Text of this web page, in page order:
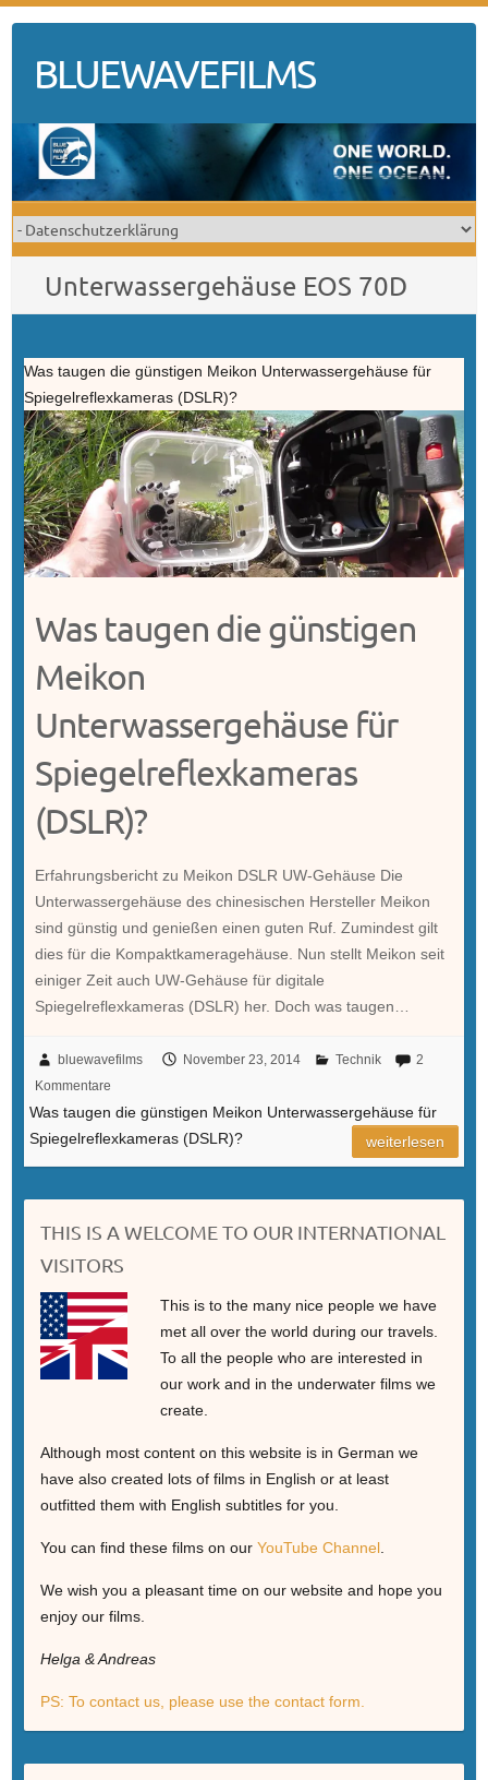
contentBLUEWAVEFILMS
Unterwassergehäuse EOS 70D
Was taugen die günstigen Meikon Unterwassergehäuse für
Spiegelreflexkameras (DSLR)?
Was taugen die günstigen
Meikon
Unterwassergehäuse für
Spiegelreflexkameras
(DSLR)?
Erfahrungsbericht zu Meikon DSLR UW-Gehäuse Die
Unterwassergehäuse des chinesischen Hersteller Meikon
sind günstig und genießen einen guten Ruf. Zumindest gilt
dies für die Kompaktkameragehäuse. Nun stellt Meikon seit
einiger Zeit auch UW-Gehäuse für digitale
Spiegelreflexkameras (DSLR) her. Doch was taugen…
bluewavefilms November 23, 2014 Technik
2
Kommentare
Was taugen die günstigen Meikon Unterwassergehäuse für
Spiegelreflexkameras (DSLR)?
weiterlesen
THIS IS A WELCOME TO OUR INTERNATIONAL
VISITORS
This is to the many nice people we have
met all over the world during our travels.
To all the people who are interested in
our work and in the underwater films we
create.
Although most content on this website is in German we
have also created lots of films in English or at least
outfitted them with English subtitles for you.
You can find these films on our YouTube Channel.
We wish you a pleasant time on our website and hope you
enjoy our films.
Helga & Andreas
PS: To contact us, please use the contact form.